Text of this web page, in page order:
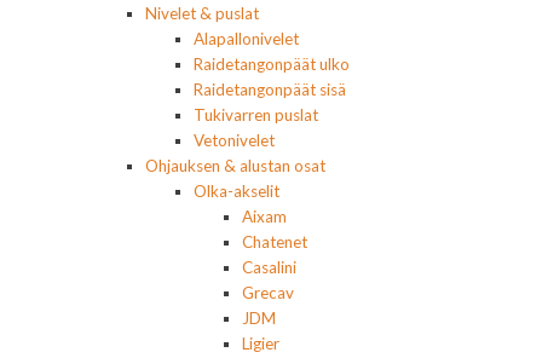
Nivelet & puslat
Alapallonivelet
Raidetangonpäät ulko
Raidetangonpäät sisä
Tukivarren puslat
Vetonivelet
Ohjauksen & alustan osat
Olka-akselit
Aixam
Chatenet
Casalini
Grecav
JDM
Ligier